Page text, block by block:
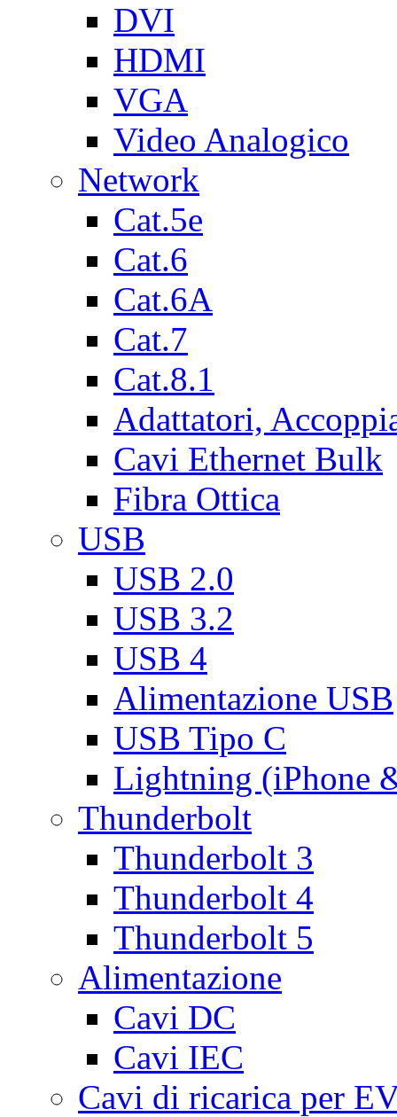
DVI
HDMI
VGA
Video Analogico
Network
Cat.5e
Cat.6
Cat.6A
Cat.7
Cat.8.1
Adattatori,
Cavi Ethernet Bulk
Fibra Ottica
USB
USB 2.0
USB 3.2
USB 4
Alimentazione USB
USB Tipo C
Lightning (iPhone
Thunderbolt
Thunderbolt 3
Thunderbolt 4
Thunderbolt 5
Alimentazione
Cavi DC
Cavi IEC
Cavi di ricarica per